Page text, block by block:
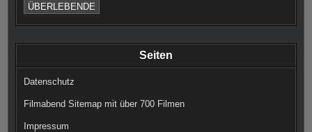
ÜBERLEBENDE
Seiten
Datenschutz
Filmabend Sitemap mit über 700 Filmen
Impressum